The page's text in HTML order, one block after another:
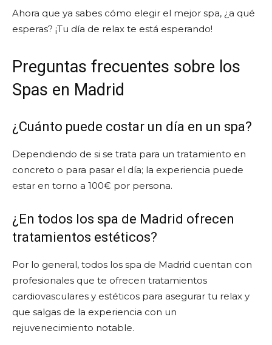
Ahora que ya sabes cómo elegir el mejor spa, ¿a qué
esperas? ¡Tu día de relax te está esperando!
Preguntas frecuentes sobre los
Spas en Madrid
¿Cuánto puede costar un día en un spa?
Dependiendo de si se trata para un tratamiento en
concreto o para pasar el día; la experiencia puede
estar en torno a 100€ por persona.
¿En todos los spa de Madrid ofrecen
tratamientos estéticos?
Por lo general, todos los spa de Madrid cuentan con
profesionales que te ofrecen tratamientos
cardiovasculares y estéticos para asegurar tu relax y
que salgas de la experiencia con un
rejuvenecimiento notable.